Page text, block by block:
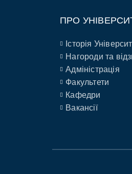
ПРО
Історія
Нагороди та
Адміністрація
Факультети
Кафедри
Вакансії